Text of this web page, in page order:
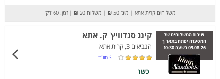
משלוחים קרית אתא | מינ' 50 ₪ | משלוח 20 ₪ | זמן: 60 דק’
שירות המשלוחים של
המסעדה יפתח בתאריך
09.08.26 בשעה 10:30
קינג סנדוויץ' ק. אתא
הנביאים 3, קרית אתא
5 חוו”ד
כשר